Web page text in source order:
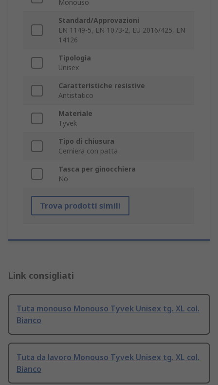
Monouso
Standard/Approvazioni
EN 1149-5, EN 1073-2, EU 2016/425, EN
14126
Tipologia
Unisex
Caratteristiche resistive
Antistatico
Materiale
Tyvek
Tipo di chiusura
Cerniera con patta
Tasca per ginocchiera
No
Trova prodotti simili
Link consigliati
Tuta monouso Monouso Tyvek Unisex tg. XL col.
Bianco
Tuta da lavoro Monouso Tyvek Unisex tg. XL col.
Bianco